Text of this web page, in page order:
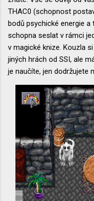
THAC0 (schopnost
bodů psychické energie
schopna seslat v rámci
v magické knize. Kouzla
jiných hrách od SSI, ale
je naučíte, jen dodržujete